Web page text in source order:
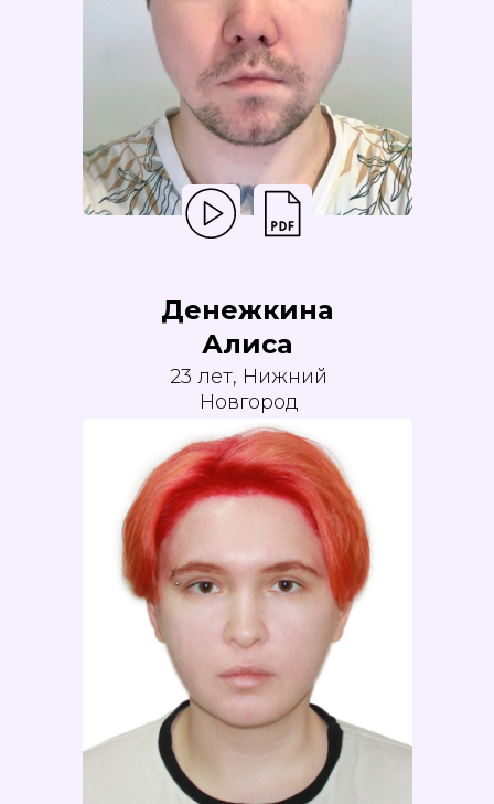
Денежкина
Алиса
23 лет, Нижний
Новгород